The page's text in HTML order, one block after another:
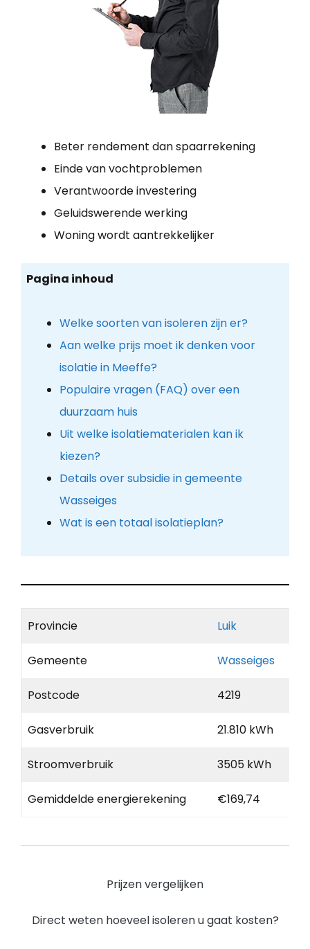
Beter rendement dan spaarrekening
Einde van vochtproblemen
Verantwoorde investering
Geluidswerende werking
Woning wordt aantrekkelijker
Pagina inhoud
Welke soorten van isoleren zijn er?
Aan welke prijs moet ik denken voor
isolatie in Meeffe?
Populaire vragen (FAQ) over een
duurzaam huis
Uit welke isolatiematerialen kan ik
kiezen?
Details over subsidie in gemeente
Wasseiges
Wat is een totaal isolatieplan?
Provincie Luik
Gemeente Wasseiges
Postcode 4219
Gasverbruik 21.810 kWh
Stroomverbruik 3505 kWh
Gemiddelde energierekening €169,74
Prijzen vergelijken
Direct weten hoeveel isoleren u gaat kosten?